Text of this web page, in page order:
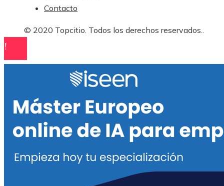
Contacto
© 2020 Topcitio. Todos los derechos reservados..